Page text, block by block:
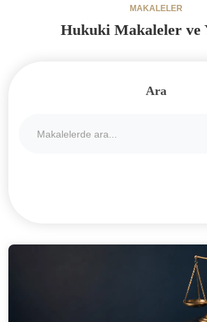
MAKALELER
Hukuki Makaleler ve
Ara